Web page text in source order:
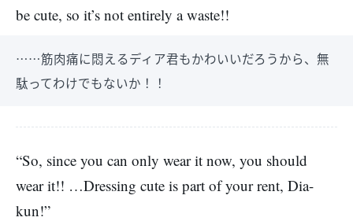
be cute, so it’s not entirely a waste!!
……筋肉痛に悶えるディア君もかわいいだろうから、無
駄ってわけでもないか！！
“So, since you can only wear it now, you should
wear it!! …Dressing cute is part of your rent, Dia-
kun!”